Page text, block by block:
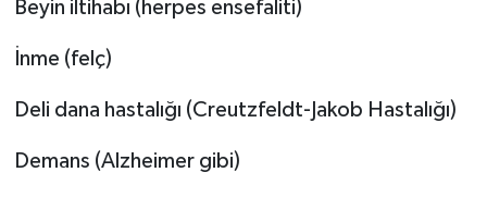
Beyin iltihabı (herpes ensefaliti)
İnme (felç)
Deli dana hastalığı (Creutzfeldt-Jakob Hastalığı)
Demans (Alzheimer gibi)